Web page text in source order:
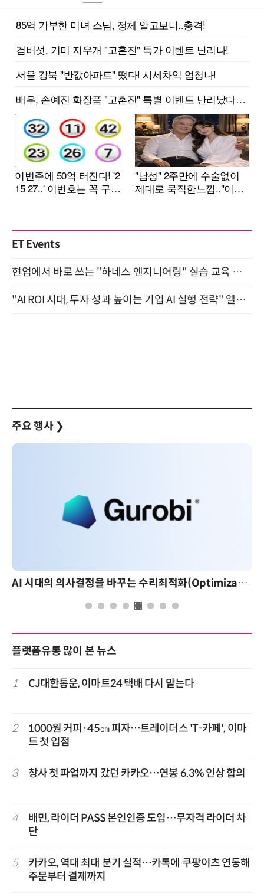
ET Events
현업에서 바로 쓰는 "하네스 엔지니어링" 실습 교육 워크숍 8월 20일 개최
"AI ROI 시대, 투자 성과 높이는 기업 AI 실행 전략" 엘타워 6층 (9월 18일)
주요 행사 ❯
AI 시대의 의사결정을 바꾸는 수리최적화(Optimization): 실제 산업 적용 사례와 활용 전략
플랫폼유통 많이 본 뉴스
1 CJ대한통운, 이마트24 택배 다시 맡는다
2
1000원 커피·45㎝ 피자…트레이더스 'T-카페', 이마
트 첫 입점
3 창사 첫 파업까지 갔던 카카오…연봉 6.3% 인상 합의
4
배민, 라이더 PASS 본인인증 도입…무자격 라이더 차
단
5
카카오, 역대 최대 분기 실적…카톡에 쿠팡이츠 연동해
주문부터 결제까지